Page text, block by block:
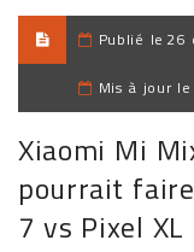
Publié le 26
Mis à jour le
Xiaomi Mi
pourrait
7 vs Pixel XL